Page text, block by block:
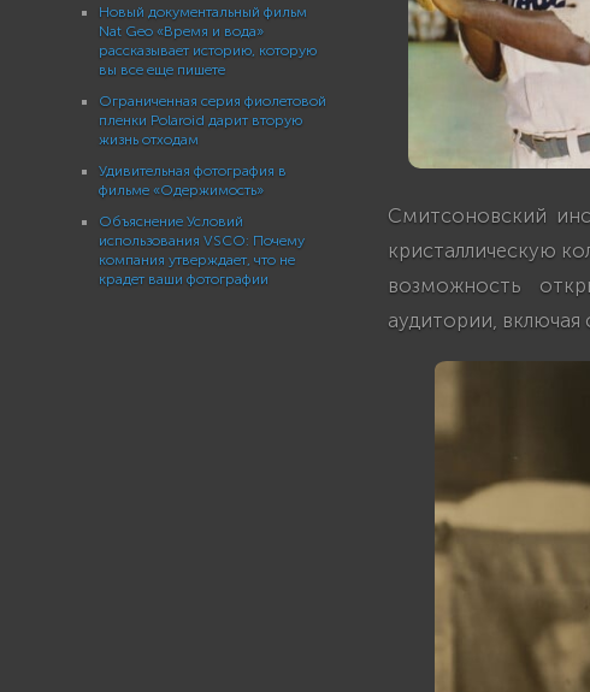
Новый документальный фильм
Nat Geo «Время и вода»
рассказывает историю, которую
вы все еще пишете
Ограниченная серия фиолетовой
пленки Polaroid дарит вторую
жизнь отходам
Удивительная фотография в
фильме «Одержимость»
Объяснение Условий
использования VSCO: Почему
компания утверждает, что не
крадет ваши фотографии
Смитсоновский
кристаллическую
возможность
аудитории, включая